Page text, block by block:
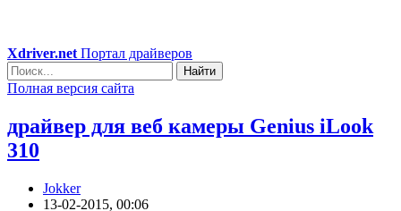
Xdriver.net Портал драйверов
Найти
Полная версия сайта
драйвер для веб камеры Genius iLook
310
Jokker
13-02-2015, 00:06